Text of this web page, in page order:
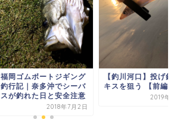
福岡ゴムボートジギング
釣行記｜奈多沖でシーバ
スが釣れた日と安全注意
2018年7月2日
【釣川河口】投げ釣
キスを狙う 【前編】
2019年6